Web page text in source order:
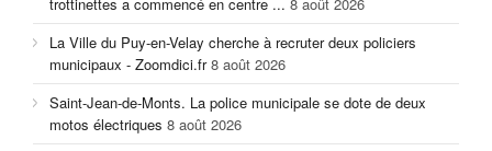
La Ville du Puy-en-Velay cherche à recruter deux policiers
municipaux - Zoomdici.fr 8 août 2026
Saint-Jean-de-Monts. La police municipale se dote de deux
motos électriques 8 août 2026